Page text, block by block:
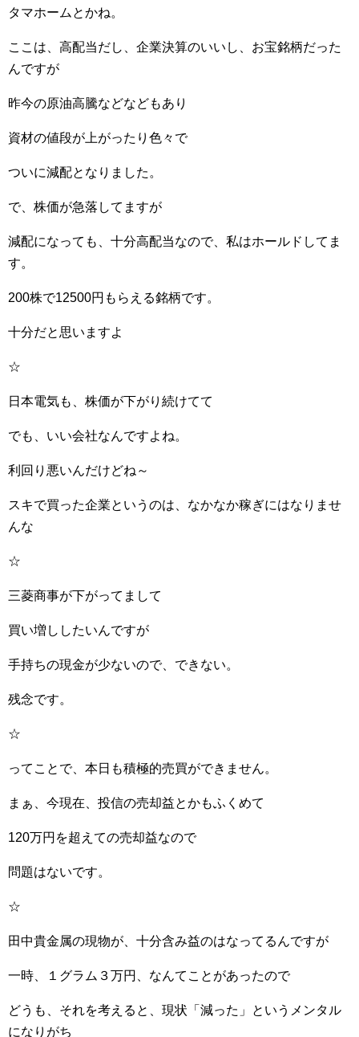
タマホームとかね。
ここは、高配当だし、企業決算のいいし、お宝銘柄だった
んですが
昨今の原油高騰などなどもあり
資材の値段が上がったり色々で
ついに減配となりました。
で、株価が急落してますが
減配になっても、十分高配当なので、私はホールドしてま
す。
200株で12500円もらえる銘柄です。
十分だと思いますよ
☆
日本電気も、株価が下がり続けてて
でも、いい会社なんですよね。
利回り悪いんだけどね～
スキで買った企業というのは、なかなか稼ぎにはなりませ
んな
☆
三菱商事が下がってまして
買い増ししたいんですが
手持ちの現金が少ないので、できない。
残念です。
☆
ってことで、本日も積極的売買ができません。
まぁ、今現在、投信の売却益とかもふくめて
120万円を超えての売却益なので
問題はないです。
☆
田中貴金属の現物が、十分含み益のはなってるんですが
一時、１グラム３万円、なんてことがあったので
どうも、それを考えると、現状「減った」というメンタル
になりがち